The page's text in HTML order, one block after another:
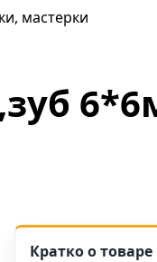
мастерки
Кратко о товаре